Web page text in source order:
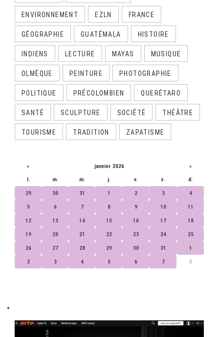
ENVIRONNEMENT EZLN FRANCE
GÉOGRAPHIE GUATÉMALA HISTOIRE
INDIENS LECTURE MAYAS MUSIQUE
OLMÈQUE PEINTURE PHOTOGRAPHIE
POLITIQUE PRÉCOLOMBIEN QUERÉTARO
SANTÉ SCULPTURE SOCIÉTÉ THÉÂTRE
TOURISME TRADITION ZAPATISME
« janvier 2026 »
l. m. m. j. v. s. d.
29 30 31 1 2 3 4
5 6 7 8 9 10 11
12 13 14 15 16 17 18
19 20 21 22 23 24 25
26 27 28 29 30 31 1
2 3 4 5 6 7 8